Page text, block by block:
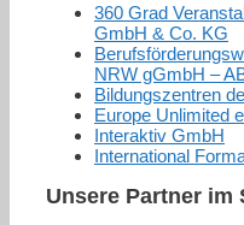
360 Grad
GmbH & Co. KG
NRW gGmbH –
Bildungszentren
Europe Unlimited
Interaktiv GmbH
International
Unsere Partner im